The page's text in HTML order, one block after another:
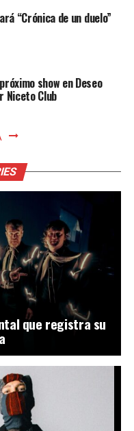
“Crónica de un duelo”
show en Deseo
Club
que registra su